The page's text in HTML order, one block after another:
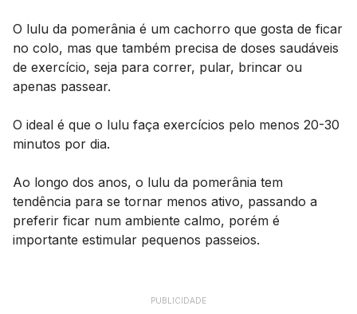
O lulu da pomerânia é um cachorro que gosta de ficar
no colo, mas que também precisa de doses saudáveis
de exercício, seja para correr, pular, brincar ou
apenas passear.
O ideal é que o lulu faça exercícios pelo menos 20-30
minutos por dia.
Ao longo dos anos, o lulu da pomerânia tem
tendência para se tornar menos ativo, passando a
preferir ficar num ambiente calmo, porém é
importante estimular pequenos passeios.
PUBLICIDADE